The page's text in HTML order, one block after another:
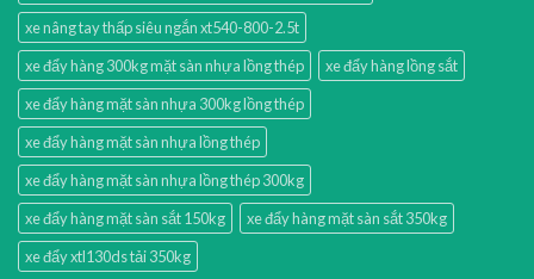
xe nâng tay thấp siêu ngắn xt540-800-2.5t
xe đẩy hàng 300kg mặt sàn nhựa lồng thép
xe đẩy hàng lồng sắt
xe đẩy hàng mặt sàn nhựa 300kg lồng thép
xe đẩy hàng mặt sàn nhựa lồng thép
xe đẩy hàng mặt sàn nhựa lồng thép 300kg
xe đẩy hàng mặt sàn sắt 150kg
xe đẩy hàng mặt sàn sắt 350kg
xe đẩy xtl130ds tải 350kg